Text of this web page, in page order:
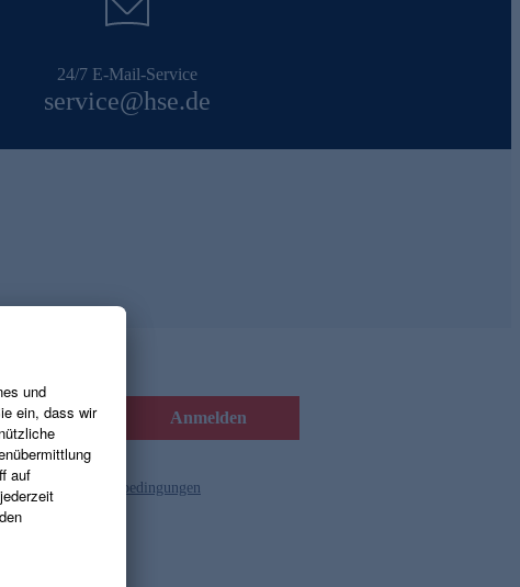
24/7 E-Mail-Service
service@hse.de
Anmelden
und die Gutscheinbedingungen